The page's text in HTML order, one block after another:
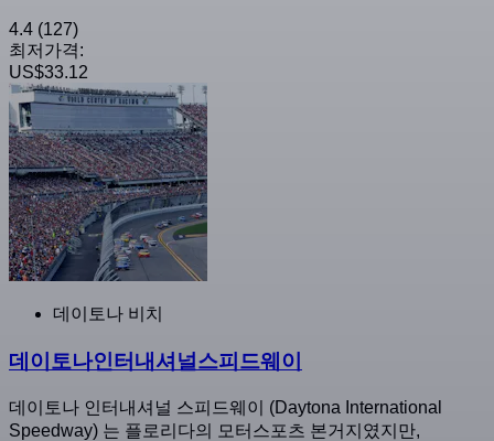
4.4 (127)
최저가격:
US$33.12
데이토나 비치
데이토나인터내셔널스피드웨이
데이토나 인터내셔널 스피드웨이 (Daytona International
Speedway) 는 플로리다의 모터스포츠 본거지였지만,